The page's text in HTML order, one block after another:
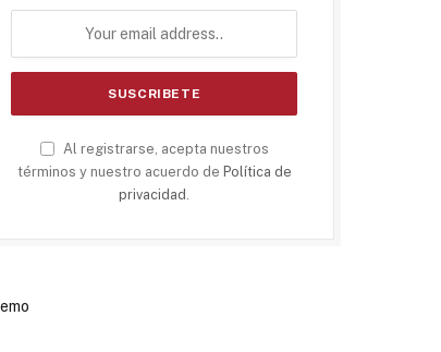
Al registrarse, acepta nuestros
términos y nuestro acuerdo de Política de
privacidad